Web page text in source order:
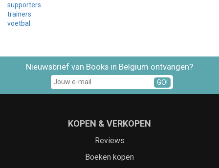
supporters
trainers
voetbal
Nieuwsbrief van Books in Belgium ontvangen?
GO!
KOPEN & VERKOPEN
Reviews
Boeken kopen